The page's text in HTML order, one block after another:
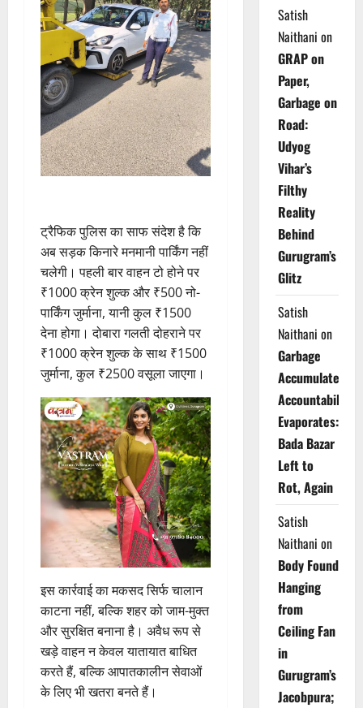
ट्रैफिक पुलिस का साफ संदेश है कि
अब सड़क किनारे मनमानी पार्किंग नहीं
चलेगी। पहली बार वाहन टो होने पर
₹1000 क्रेन शुल्क और ₹500 नो-
पार्किंग जुर्माना, यानी कुल ₹1500
देना होगा। दोबारा गलती दोहराने पर
₹1000 क्रेन शुल्क के साथ ₹1500
जुर्माना, कुल ₹2500 वसूला जाएगा।
इस कार्रवाई का मकसद सिर्फ चालान
काटना नहीं, बल्कि शहर को जाम-मुक्त
और सुरक्षित बनाना है। अवैध रूप से
खड़े वाहन न केवल यातायात बाधित
करते हैं, बल्कि आपातकालीन सेवाओं
के लिए भी खतरा बनते हैं।
Satish
Naithani on
GRAP on
Paper,
Garbage on
Road:
Udyog
Vihar’s
Filthy
Reality
Behind
Gurugram’s
Glitz
Satish
Naithani on
Garbage
Accumulates,
Accountability
Evaporates:
Bada Bazar
Left to
Rot, Again
Satish
Naithani on
Body Found
Hanging
from
Ceiling Fan
in
Gurugram’s
Jacobpura;